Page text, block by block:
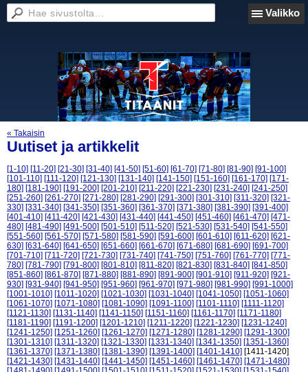
Valikko
« Takaisin
Uutiset ja artikkelit
[1-10] [11-20] [21-30] [31-40] [41-50] [51-60] [61-70] [71-80] [81-90] [91-100]
[101-110] [111-120] [121-130] [131-140] [141-150] [151-160] [161-170] [171-
180] [181-190] [191-200] [201-210] [211-220] [221-230] [231-240] [241-250]
[251-260] [261-270] [271-280] [281-290] [291-300] [301-310] [311-320] [321-
330] [331-340] [341-350] [351-360] [361-370] [371-380] [381-390] [391-400]
[401-410] [411-420] [421-430] [431-440] [441-450] [451-460] [461-470] [471-
480] [481-490] [491-500] [501-510] [511-520] [521-530] [531-540] [541-550]
[551-560] [561-570] [571-580] [581-590] [591-600] [601-610] [611-620] [621-
630] [631-640] [641-650] [651-660] [661-670] [671-680] [681-690] [691-700]
[701-710] [711-720] [721-730] [731-740] [741-750] [751-760] [761-770] [771-
780] [781-790] [791-800] [801-810] [811-820] [821-830] [831-840] [841-850]
[851-860] [861-870] [871-880] [881-890] [891-900] [901-910] [911-920] [921-
930] [931-940] [941-950] [951-960] [961-970] [971-980] [981-990] [991-1000]
[1001-1010] [1011-1020] [1021-1030] [1031-1040] [1041-1050] [1051-1060]
[1061-1070] [1071-1080] [1081-1090] [1091-1100] [1101-1110] [1111-1120]
[1121-1130] [1131-1140] [1141-1150] [1151-1160] [1161-1170] [1171-1180]
[1181-1190] [1191-1200] [1201-1210] [1211-1220] [1221-1230] [1231-1240]
[1241-1250] [1251-1260] [1261-1270] [1271-1280] [1281-1290] [1291-1300]
[1301-1310] [1311-1320] [1321-1330] [1331-1340] [1341-1350] [1351-1360]
[1361-1370] [1371-1380] [1381-1390] [1391-1400] [1401-1410] [1411-1420]
[1421-1430] [1431-1440] [1441-1450] [1451-1460] [1461-1470] [1471-1480]